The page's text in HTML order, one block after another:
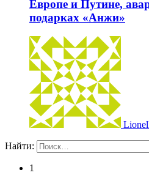
Европе и Путине,
подарках «Анжи»
Найти:
1